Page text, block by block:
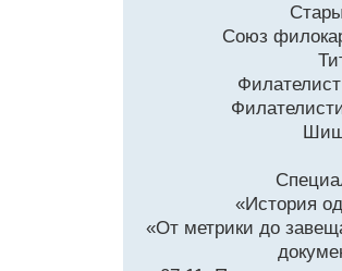
Союз
«История
«От метрики до